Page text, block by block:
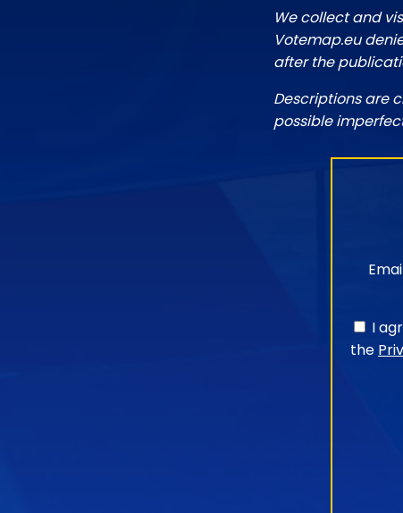
We collect and
Votemap.eu
after the
Descriptions are
possible
I
the